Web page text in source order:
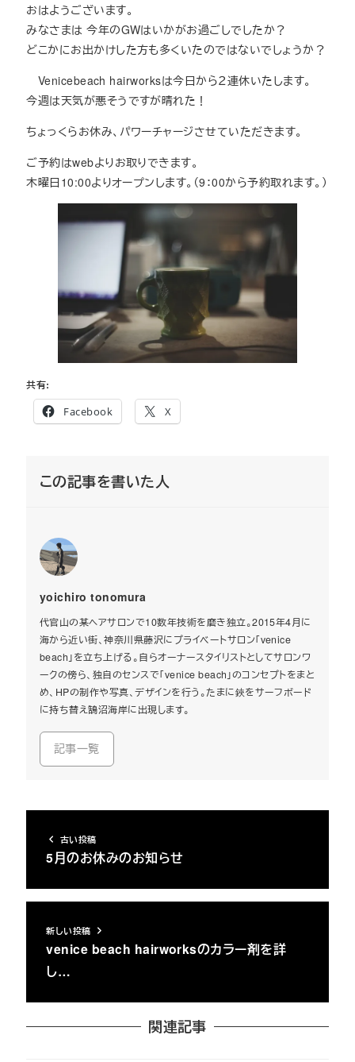
おはようございます。
みなさまは 今年のGWはいかがお過ごしでしたか？
どこかにお出かけした方も多くいたのではないでしょうか？
Venicebeach hairworksは今日から２連休いたします。
今週は天気が悪そうですが晴れた！
ちょっくらお休み、パワーチャージさせていただきます。
ご予約はwebよりお取りできます。
木曜日10:00よりオープンします。（9：00から予約取れます。）
共有:
Facebook
X
この記事を書いた人
yoichiro tonomura
代官山の某ヘアサロンで10数年技術を磨き独立。2015年4月に
海から近い街、神奈川県藤沢にプライベートサロン「venice
beach」を立ち上げる。自らオーナースタイリストとしてサロンワ
ークの傍ら、独自のセンスで「venice beach」のコンセプトをまと
め、HPの制作や写真、デザインを行う。たまに鋏をサーフボード
に持ち替え鵠沼海岸に出現します。
記事一覧
古い投稿
5月のお休みのお知らせ
新しい投稿
venice beach hairworksのカラー剤を詳
し…
関連記事